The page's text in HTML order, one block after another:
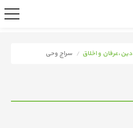
دین،عرفان و اخلاق سراج وحی